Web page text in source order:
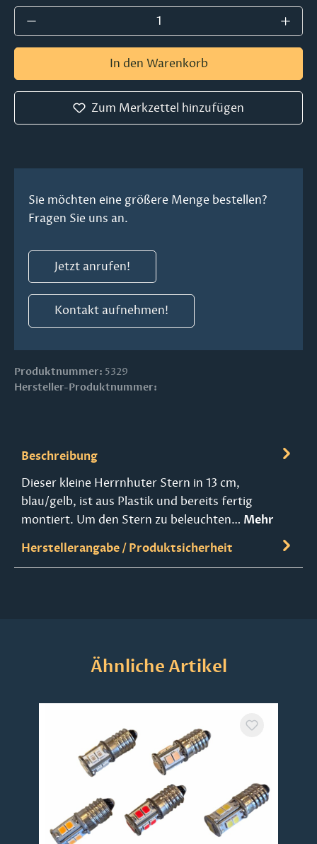
Produkt Anzahl: Gib den gewünschten
In den Warenkorb
Zum Merkzettel hinzufügen
Sie möchten eine größere Menge bestellen?
Fragen Sie uns an.
Jetzt anrufen!
Kontakt aufnehmen!
Produktnummer: 5329
Hersteller-Produktnummer:
Beschreibung
Dieser kleine Herrnhuter Stern in 13 cm,
blau/gelb, ist aus Plastik und bereits fertig
montiert. Um den Stern zu beleuchten… Mehr
Herstellerangabe / Produktsicherheit
Produktgalerie überspringen
Ähnliche Artikel